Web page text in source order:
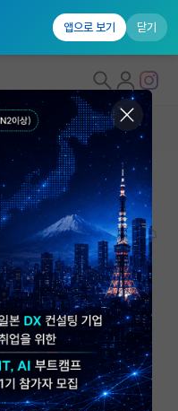
앱으로 보기 닫기